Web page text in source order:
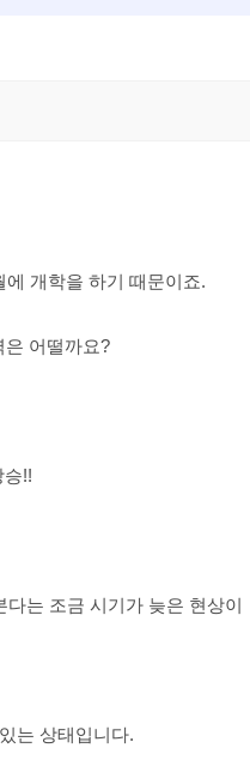
개학을 하기 때문이죠.
은 어떨까요?
!!
는 조금 시기가 늦은 현상이
는 상태입니다.